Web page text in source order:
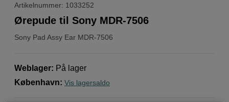
Artikelnummer: 1033252
Sony Pad Assy Ear MDR-7506
Ørepude til Sony MDR-7506
Weblager: På lager
København: Vis lagersaldo